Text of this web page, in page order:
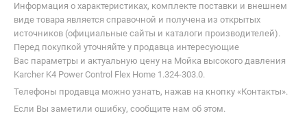
Информация о характеристиках, комплекте поставки и внешнем
виде товара является справочной и получена из открытых
источников (официальные сайты и каталоги производителей).
Перед покупкой уточняйте у продавца интересующие
Вас параметры и актуальную цену на Мойка высокого давления
Karcher K4 Power Control Flex Home 1.324-303.0.
Телефоны продавца можно узнать, нажав на кнопку «Контакты».
Если Вы заметили ошибку, сообщите нам об этом.